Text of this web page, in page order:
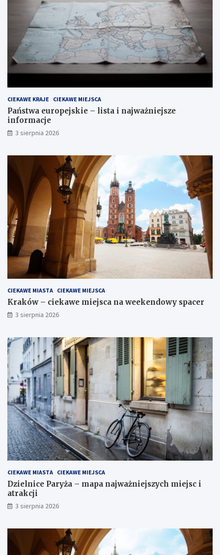
CIEKAWE KRAJE CIEKAWE MIEJSCA
Państwa europejskie – lista i najważniejsze
informacje
3 sierpnia 2026
CIEKAWE MIASTA CIEKAWE MIEJSCA
Kraków – ciekawe miejsca na weekendowy spacer
3 sierpnia 2026
CIEKAWE MIASTA CIEKAWE MIEJSCA
Dzielnice Paryża – mapa najważniejszych miejsc i
atrakcji
3 sierpnia 2026